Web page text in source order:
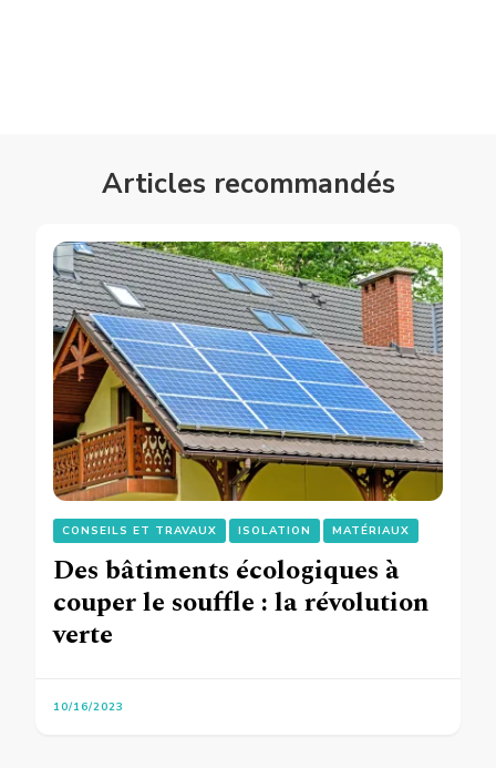
Articles recommandés
CONSEILS ET TRAVAUX ISOLATION MATÉRIAUX
Des bâtiments écologiques à
couper le souffle : la révolution
verte
10/16/2023